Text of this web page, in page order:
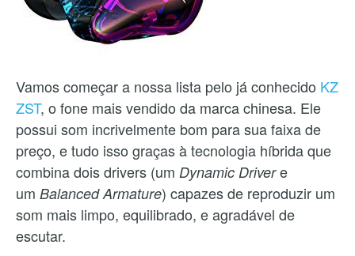
Vamos começar a nossa lista pelo já conhecido KZ
ZST, o fone mais vendido da marca chinesa. Ele
possui som incrivelmente bom para sua faixa de
preço, e tudo isso graças à tecnologia híbrida que
combina dois drivers (um Dynamic Drivere
um Balanced Armature) capazes de reproduzir um
som mais limpo, equilibrado, e agradável de
escutar.